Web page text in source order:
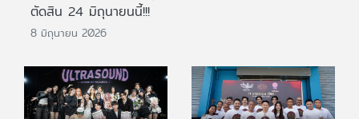
ตัดสิน 24 มิถุนายนนี้!!!
8 มิถุนายน 2026